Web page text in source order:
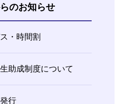
のお知らせ
・時間割
助成制度について
行